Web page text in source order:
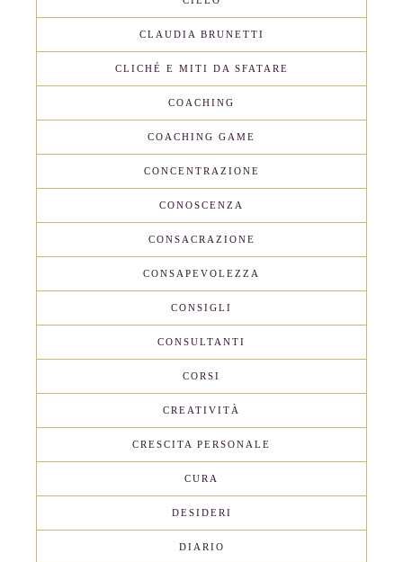
CLAUDIA BRUNETTI
CLICHÉ E MITI DA SFATARE
COACHING
COACHING GAME
CONCENTRAZIONE
CONOSCENZA
CONSACRAZIONE
CONSAPEVOLEZZA
CONSIGLI
CONSULTANTI
CORSI
CREATIVITÀ
CRESCITA PERSONALE
CURA
DESIDERI
DIARIO